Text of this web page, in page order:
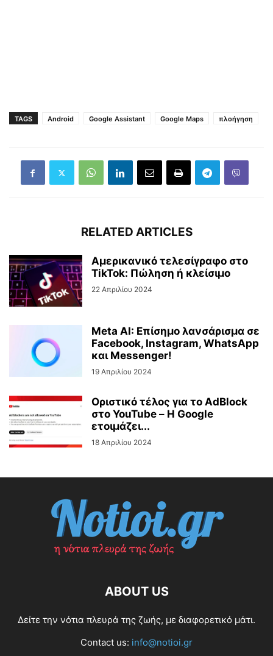
TAGS Android Google Assistant Google Maps πλοήγηση
RELATED ARTICLES
Αμερικανικό τελεσίγραφο στο
TikTok: Πώληση ή κλείσιμο
22 Απριλίου 2024
Meta AI: Επίσημο λανσάρισμα σε
Facebook, Instagram, WhatsApp
και Messenger!
19 Απριλίου 2024
Οριστικό τέλος για το AdBlock
στο YouTube – Η Google
ετοιμάζει...
18 Απριλίου 2024
ABOUT US
Δείτε την νότια πλευρά της ζωής, με διαφορετικό μάτι.
Contact us: info@notioi.gr